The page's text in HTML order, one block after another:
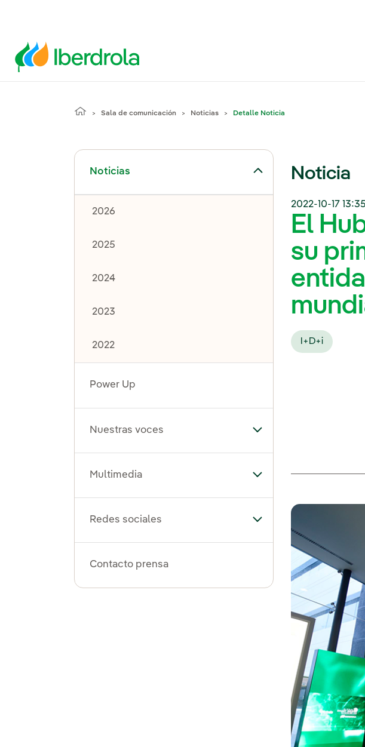
Sala de comunicación Noticias Detalle Noticia
Noticias
Alternar el submenú para Noticias
2026
2025
2024
2023
2022
Power Up
Nuestras voces Alternar el submenú
Multimedia Alternar el submenú
Redes sociales Alternar el submenú
Contacto prensa
Noticia
2022-10-17
El
su
I+D+i